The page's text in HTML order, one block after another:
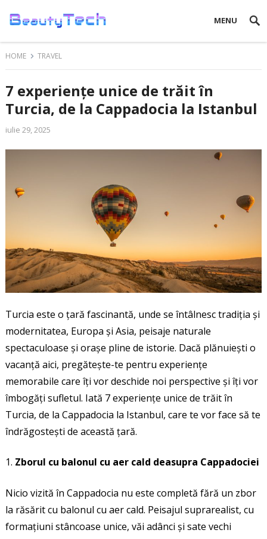
MENU
HOME TRAVEL
7 experiențe unice de trăit în
Turcia, de la Cappadocia la Istanbul
iulie 29, 2025
Turcia este o țară fascinantă, unde se întâlnesc tradiția și
modernitatea, Europa și Asia, peisaje naturale
spectaculoase și orașe pline de istorie. Dacă plănuiești o
vacanță aici, pregătește-te pentru experiențe
memorabile care îți vor deschide noi perspective și îți vor
îmbogăți sufletul. Iată 7 experiențe unice de trăit în
Turcia, de la Cappadocia la Istanbul, care te vor face să te
îndrăgostești de această țară.
Zborul cu balonul cu aer cald deasupra Cappadociei
Nicio vizită în Cappadocia nu este completă fără un zbor
la răsărit cu balonul cu aer cald. Peisajul suprarealist, cu
formațiuni stâncoase unice, văi adânci și sate vechi